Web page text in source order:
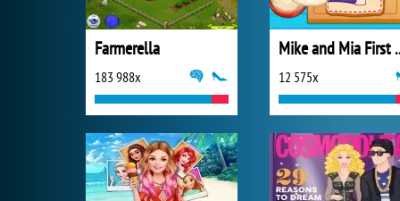
Farmerella
183 988x
Mike and
12 575x